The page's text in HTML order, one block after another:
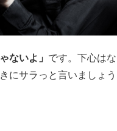
ないよ」 です。下心は
にサラっと言いましょ